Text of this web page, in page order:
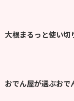
大根まるっと使い切
おでん屋が選ぶおで